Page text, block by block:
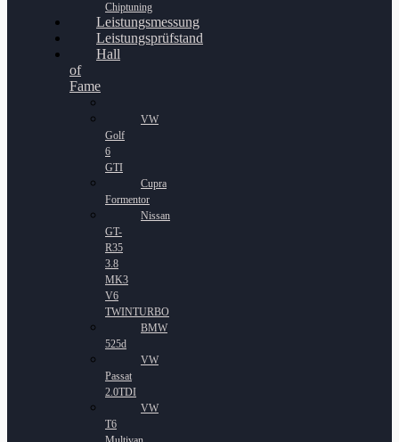
Chiptuning
Leistungsmessung
Leistungsprüfstand
Hall
of
Fame
VW
Golf
6
GTI
Cupra
Formentor
Nissan
GT-
R35
3.8
MK3
V6
TWINTURBO
BMW
525d
VW
Passat
2.0TDI
VW
T6